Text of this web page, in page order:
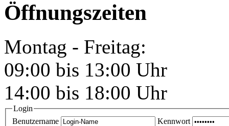
Öffnungszeiten
Montag - Freitag:
09:00 bis 13:00 Uhr
14:00 bis 18:00 Uhr
Login
Benutzername
Kennwort